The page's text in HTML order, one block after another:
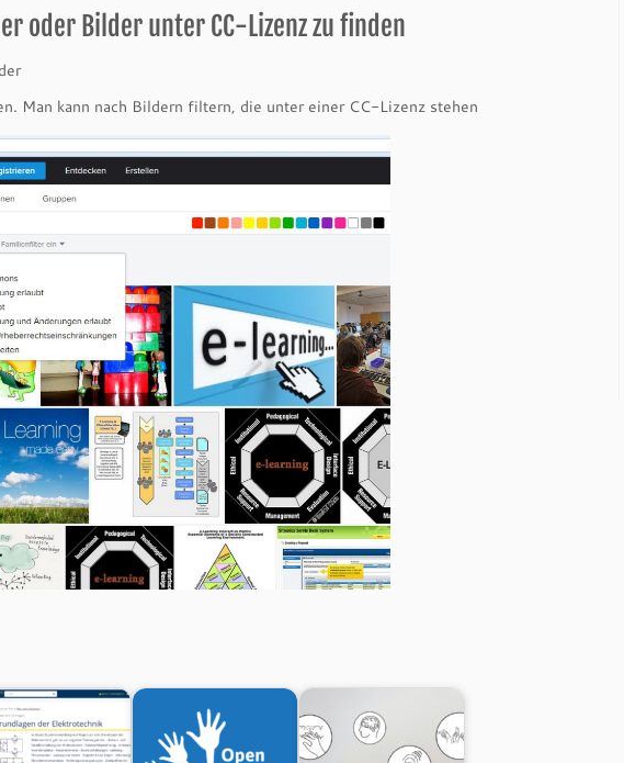
oder Bilder unter CC-Lizenz zu finden
Man kann nach Bildern filtern, die unter einer CC-Lizenz stehen